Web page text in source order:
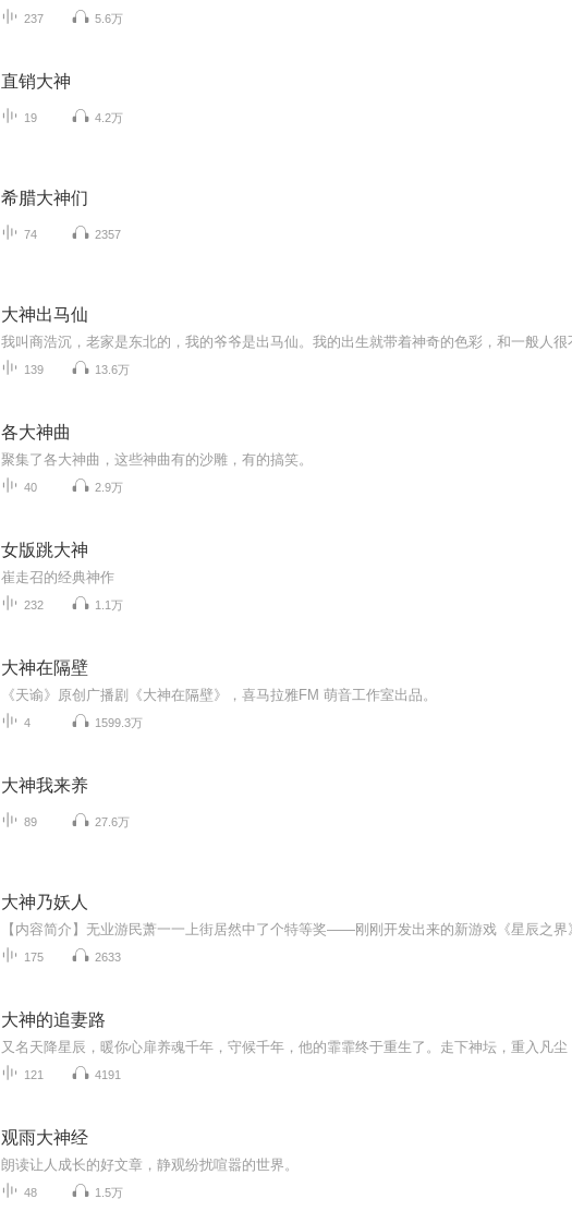
237 5.6万
直销大神
19 4.2万
希腊大神们
74 2357
大神出马仙
139 13.6万
各大神曲
聚集了各大神曲，这些神曲有的沙雕，有的搞笑。
40 2.9万
女版跳大神
崔走召的经典神作
232 1.1万
大神在隔壁
《天谕》原创广播剧《大神在隔壁》，喜马拉雅FM 萌音工作室出品。
4 1599.3万
大神我来养
89 27.6万
大神乃妖人
175 2633
大神的追妻路
121 4191
观雨大神经
朗读让人成长的好文章，静观纷扰喧嚣的世界。
48 1.5万